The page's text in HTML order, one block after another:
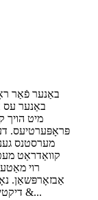
פּראָפּערטיעס.
מערסטנס
דיקטיד קאַרטאָן מיט קאַסטאַמערז לאָגאָ און פּערל וואָל &...